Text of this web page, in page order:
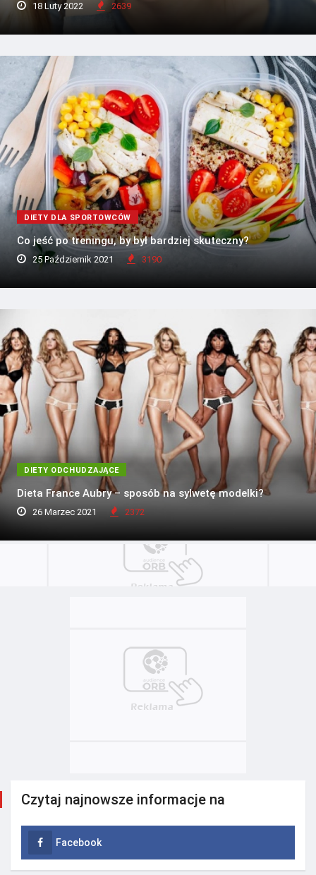
18 Luty 2022 2639
DIETY DLA SPORTOWCÓW
Co jeść po treningu, by był bardziej skuteczny?
25 Październik 2021 3190
DIETY ODCHUDZAJĄCE
Dieta France Aubry – sposób na sylwetę modelki?
26 Marzec 2021 2372
Czytaj najnowsze informacje na
Facebook